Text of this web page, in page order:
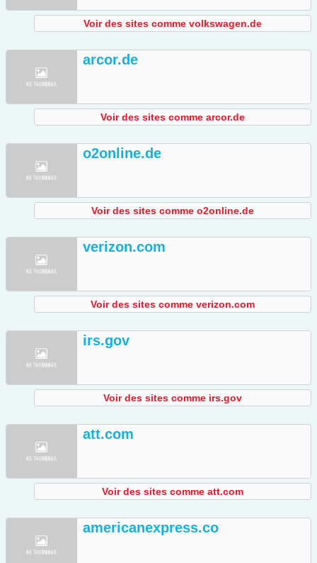
Voir des sites comme volkswagen.de
arcor.de
Voir des sites comme arcor.de
o2online.de
Voir des sites comme o2online.de
verizon.com
Voir des sites comme verizon.com
irs.gov
Voir des sites comme irs.gov
att.com
Voir des sites comme att.com
americanexpress.co